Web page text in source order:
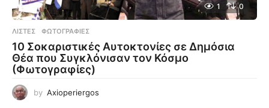
1 0
ΛΊΣΤΕΣ ,ΦΩΤΟΓΡΑΦΊΕΣ
10 Σοκαριστικές Αυτοκτονίες σε Δημόσια
Θέα που Συγκλόνισαν τον Κόσμο
(Φωτογραφίες)
by Axioperiergos